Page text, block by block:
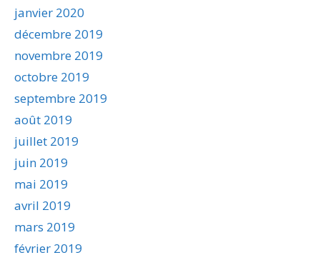
janvier 2020
décembre 2019
novembre 2019
octobre 2019
septembre 2019
août 2019
juillet 2019
juin 2019
mai 2019
avril 2019
mars 2019
février 2019